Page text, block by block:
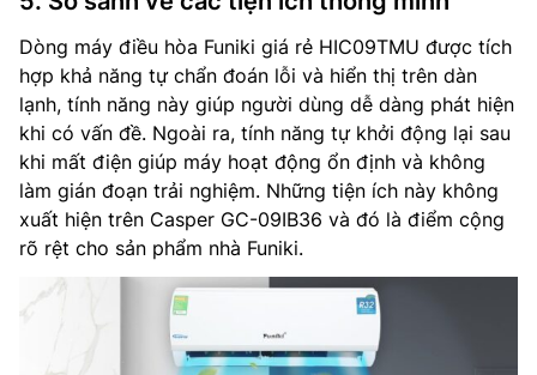
Dòng máy điều hòa Funiki giá rẻ HIC09TMU được tích
hợp khả năng tự chẩn đoán lỗi và hiển thị trên dàn
lạnh, tính năng này giúp người dùng dễ dàng phát hiện
khi có vấn đề. Ngoài ra, tính năng tự khởi động lại sau
khi mất điện giúp máy hoạt động ổn định và không
làm gián đoạn trải nghiệm. Những tiện ích này không
xuất hiện trên Casper GC-09IB36 và đó là điểm cộng
rõ rệt cho sản phẩm nhà Funiki.